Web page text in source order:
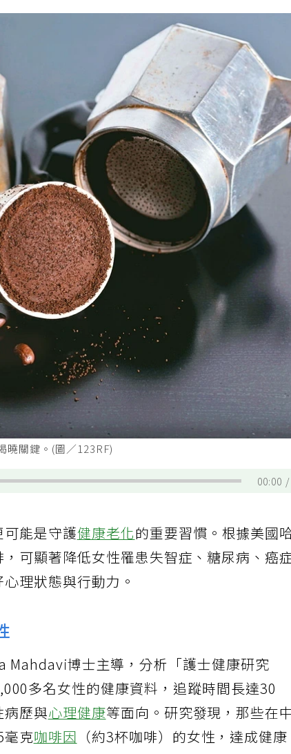
曉關鍵。(圖／123RF)
00:00
可能是守護健康老化的重要習慣。根據美國
可顯著降低女性罹患失智症、糖尿病、癌
理狀態與行動力。
Mahdavi博士主導，分析「護士健康研究
多名女性的健康資料，追蹤時間長達30
病歷與心理健康等面向。研究發現，那些在
毫克咖啡因 （約3杯咖啡）的女性，達成健康